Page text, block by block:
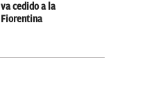
va cedido a la
Fiorentina